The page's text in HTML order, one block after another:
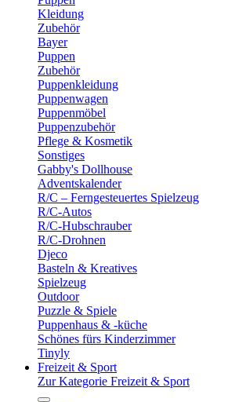
Kleidung
Zubehör
Bayer
Puppen
Zubehör
Puppenkleidung
Puppenwagen
Puppenmöbel
Puppenzubehör
Pflege & Kosmetik
Sonstiges
Gabby's Dollhouse
Adventskalender
R/C – Ferngesteuertes Spielzeug
R/C-Autos
R/C-Hubschrauber
R/C-Drohnen
Djeco
Basteln & Kreatives
Spielzeug
Outdoor
Puzzle & Spiele
Puppenhaus & -küche
Schönes fürs Kinderzimmer
Tinyly
Freizeit & Sport
Zur Kategorie Freizeit & Sport